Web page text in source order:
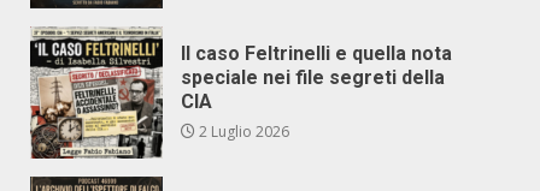
Il caso Feltrinelli e quella nota
speciale nei file segreti della
CIA
2 Luglio 2026